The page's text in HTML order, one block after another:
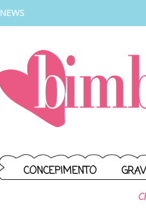
NEWS
CONCEPIMENTO